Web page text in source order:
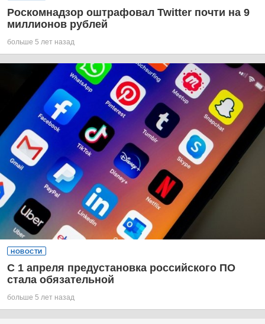
Роскомнадзор оштрафовал Twitter почти на 9
миллионов рублей
больше 5 лет назад
НОВОСТИ
С 1 апреля предустановка российского ПО
стала обязательной
больше 5 лет назад